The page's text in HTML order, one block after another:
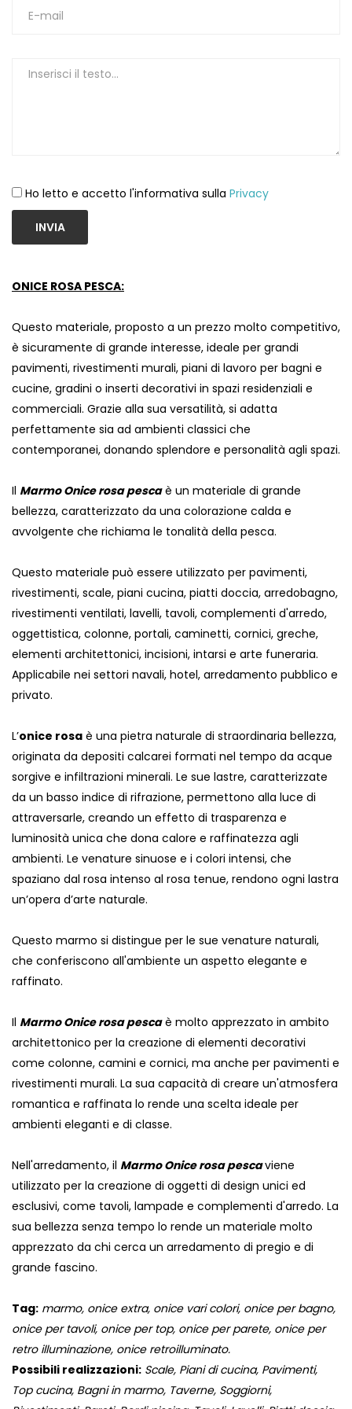
Ho letto e accetto l'informativa sulla Privacy
INVIA
ONICE ROSA PESCA:
Questo materiale, proposto a un prezzo molto competitivo,
è sicuramente di grande interesse, ideale per grandi
pavimenti, rivestimenti murali, piani di lavoro per bagni e
cucine, gradini o inserti decorativi in ​​spazi residenziali e
commerciali. Grazie alla sua versatilità, si adatta
perfettamente sia ad ambienti classici che
contemporanei, donando splendore e personalità agli spazi.
Il Marmo Onice rosa pescaè un materiale di grande
bellezza, caratterizzato da una colorazione calda e
avvolgente che richiama le tonalità della pesca.
Questo materiale può essere utilizzato per pavimenti,
rivestimenti, scale, piani cucina, piatti doccia, arredobagno,
rivestimenti ventilati, lavelli, tavoli, complementi d'arredo,
oggettistica, colonne, portali, caminetti, cornici, greche,
elementi architettonici, incisioni, intarsi e arte funeraria.
Applicabile nei settori navali, hotel, arredamento pubblico e
privato.
L’onice rosa è una pietra naturale di straordinaria bellezza,
originata da depositi calcarei formati nel tempo da acque
sorgive e infiltrazioni minerali. Le sue lastre, caratterizzate
da un basso indice di rifrazione, permettono alla luce di
attraversarle, creando un effetto di trasparenza e
luminosità unica che dona calore e raffinatezza agli
ambienti. Le venature sinuose e i colori intensi, che
spaziano dal rosa intenso al rosa tenue, rendono ogni lastra
un’opera d’arte naturale.
Questo marmo si distingue per le sue venature naturali,
che conferiscono all'ambiente un aspetto elegante e
raffinato.
Il Marmo Onice rosa pescaè molto apprezzato in ambito
architettonico per la creazione di elementi decorativi
come colonne, camini e cornici, ma anche per pavimenti e
rivestimenti murali. La sua capacità di creare un'atmosfera
romantica e raffinata lo rende una scelta ideale per
ambienti eleganti e di classe.
Nell'arredamento, il Marmo Onice rosa pescaviene
utilizzato per la creazione di oggetti di design unici ed
esclusivi, come tavoli, lampade e complementi d'arredo. La
sua bellezza senza tempo lo rende un materiale molto
apprezzato da chi cerca un arredamento di pregio e di
grande fascino.
Tag: marmo, onice extra, onice vari colori, onice per bagno,
onice per tavoli, onice per top, onice per parete, onice per
retro illuminazione, onice retroilluminato.
Possibili realizzazioni: Scale, Piani di cucina, Pavimenti,
Top cucina, Bagni in marmo, Taverne, Soggiorni,